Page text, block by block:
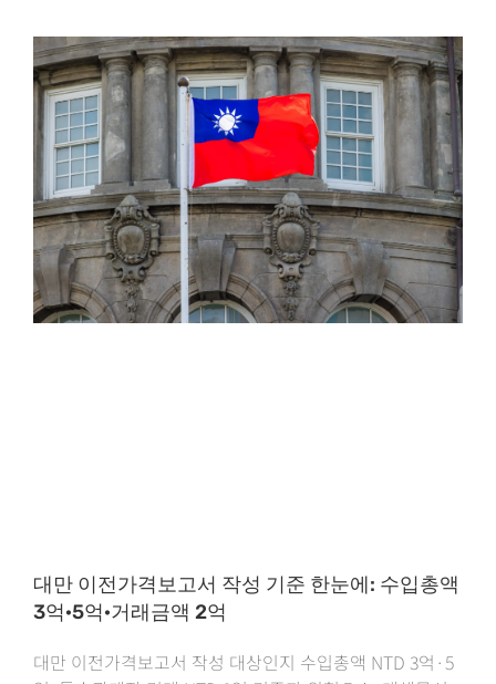
대만 이전가격보고서 작성 기준 한눈에: 수입총액
3억·5억·거래금액 2억
대만 이전가격보고서 작성 대상인지 수입총액 NTD 3억·5